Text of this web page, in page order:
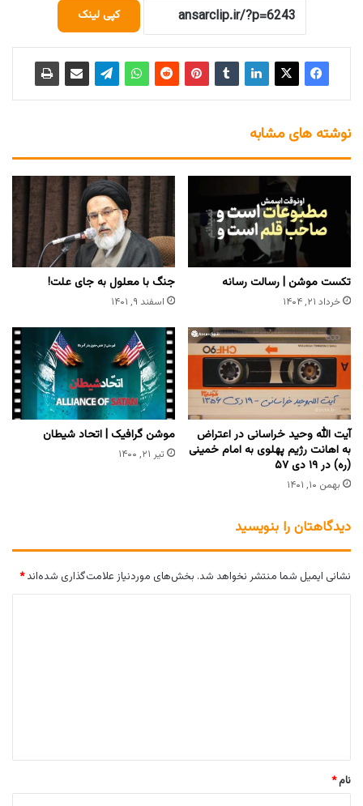
کپی لینک
نوشته های مشابه
تکست موشن | رسالت رسانه
خرداد ۲۱, ۱۴۰۴
جنگ با معلول به جای علت!
اسفند ۹, ۱۴۰۱
آیت الله وحید خراسانی در اعتراض
به اهانت رژیم پهلوی به امام خمینی
(ره) در ۱۹ دی ۵۷
بهمن ۱۰, ۱۴۰۱
موشن گرافیک | اتحاد شیطان
تیر ۲۱, ۱۴۰۰
دیدگاهتان را بنویسید
نشانی ایمیل شما منتشر نخواهد شد. بخش‌های موردنیاز علامت‌گذاری شده‌اند*
نام*